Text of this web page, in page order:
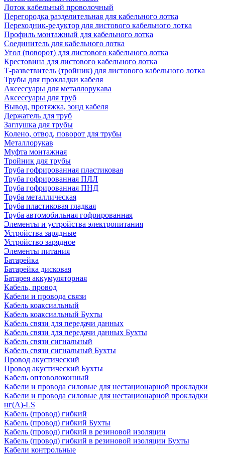
Лоток кабельный проволочный
Перегородка разделительная для кабельного лотка
Переходник-редуктор для листового кабельного лотка
Профиль монтажный для кабельного лотка
Соединитель для кабельного лотка
Угол (поворот) для листового кабельного лотка
Крестовина для листового кабельного лотка
Т-разветвитель (тройник) для листового кабельного лотка
Трубы для прокладки кабеля
Аксессуары для металлорукава
Аксессуары для труб
Вывод, протяжка, зонд кабеля
Держатель для труб
Заглушка для трубы
Колено, отвод, поворот для трубы
Металлорукав
Муфта монтажная
Тройник для трубы
Труба гофрированная пластиковая
Труба гофрированная ПЛЛ
Труба гофрированная ПНД
Труба металлическая
Труба пластиковая гладкая
Труба автомобильная гофрированная
Элементы и устройства электропитания
Устройства зарядные
Устройство зарядное
Элементы питания
Батарейка
Батарейка дисковая
Батарея аккумуляторная
Кабель, провод
Кабели и провода связи
Кабель коаксиальный
Кабель коаксиальный Бухты
Кабель связи для передачи данных
Кабель связи для передачи данных Бухты
Кабель связи сигнальный
Кабель связи сигнальный Бухты
Провод акустический
Провод акустический Бухты
Кабель оптоволоконный
Кабели и провода силовые для нестационарной прокладки
Кабели и провода силовые для нестационарной прокладки
нг(А)-LS
Кабель (провод) гибкий
Кабель (провод) гибкий Бухты
Кабель (провод) гибкий в резиновой изоляции
Кабель (провод) гибкий в резиновой изоляции Бухты
Кабели контрольные